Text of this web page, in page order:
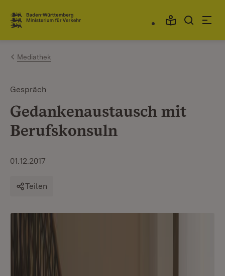
Zum Inhalt springen
Link zur Startseite
Mediathek
Gespräch
Gedankenaustausch mit
Berufskonsuln
01.12.2017
Teilen